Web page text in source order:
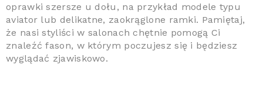
oprawki szersze u dołu, na przykład modele typu
aviator lub delikatne, zaokrąglone ramki. Pamiętaj,
że nasi styliści w salonach chętnie pomogą Ci
znaleźć fason, w którym poczujesz się i będziesz
wyglądać zjawiskowo.